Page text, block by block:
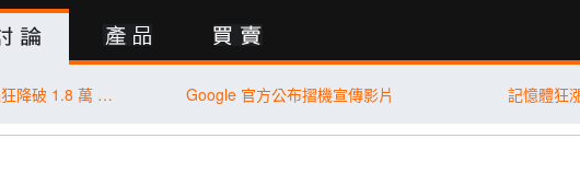
嘴上說不用換！三星摺疊機狂降破 1.8 萬 再推千元有找孝親神器 Google 官方公布摺機宣傳影片 記憶體狂